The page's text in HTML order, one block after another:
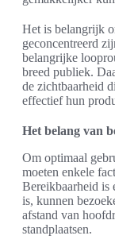
Het is belangrijk
geconcentreerd
belangrijke
breed publiek.
de zichtbaarheid
effectief hun
Het belang van
Om optimaal
moeten enkele
Bereikbaarheid is
is, kunnen
afstand van
standplaatsen.